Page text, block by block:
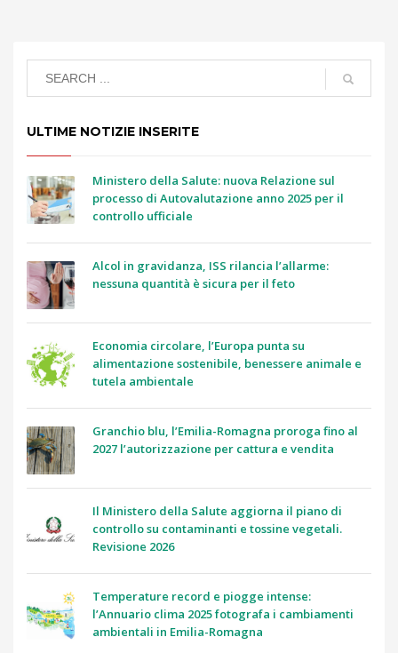
ULTIME NOTIZIE INSERITE
Ministero della Salute: nuova Relazione sul
processo di Autovalutazione anno 2025 per il
controllo ufficiale
Alcol in gravidanza, ISS rilancia l’allarme:
nessuna quantità è sicura per il feto
Economia circolare, l’Europa punta su
alimentazione sostenibile, benessere animale e
tutela ambientale
Granchio blu, l’Emilia-Romagna proroga fino al
2027 l’autorizzazione per cattura e vendita
Il Ministero della Salute aggiorna il piano di
controllo su contaminanti e tossine vegetali.
Revisione 2026
Temperature record e piogge intense:
l’Annuario clima 2025 fotografa i cambiamenti
ambientali in Emilia-Romagna